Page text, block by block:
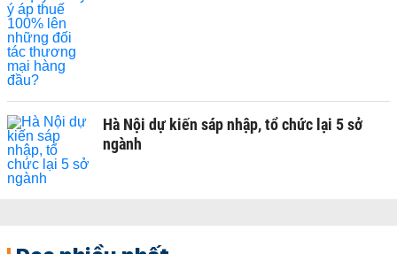
Hà Nội dự kiến sáp nhập, tổ chức lại 5 sở
ngành